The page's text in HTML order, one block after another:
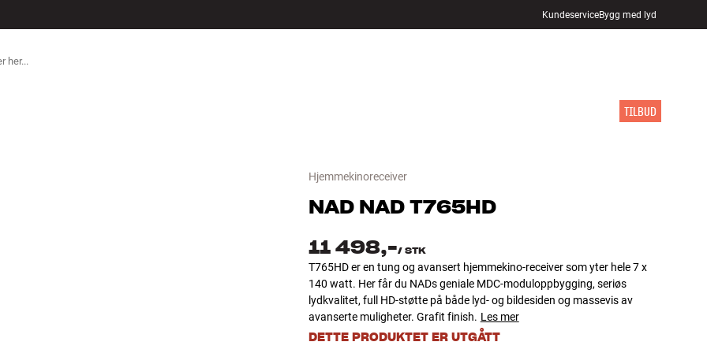
KundeserviceBygg med lyd
TILBUD
Hjemmekinoreceiver
NAD NAD T765HD
11 498,-/ STK
T765HD er en tung og avansert hjemmekino-receiver som yter hele 7 x
140 watt. Her får du NADs geniale MDC-moduloppbygging, seriøs
lydkvalitet, full HD-støtte på både lyd- og bildesiden og massevis av
avanserte muligheter. Grafit finish. Les mer
DETTE PRODUKTET ER UTGÅTT